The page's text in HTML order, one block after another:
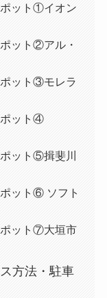
ット①イオン
ット②アル・
ット③モレラ
ポット④
ット⑤揖斐川
ット⑥ ソフト
ット⑦大垣市
方法・駐車